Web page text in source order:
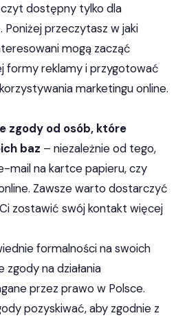
dostępny tylko dla
przeczytasz w jaki
mogą zacząć
formy reklamy i przygotować
marketingu online.
zgody od osób, które
baz – niezależnie od tego,
mail na kartce papieru, czy
Zawsze warto dostarczyć
zostawić swój kontakt więcej
formalności na swoich
na działania
przez prawo w Polsce.
pozyskiwać, aby zgodnie z